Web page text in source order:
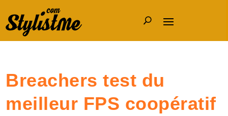
Breachers test du
meilleur FPS coopératif